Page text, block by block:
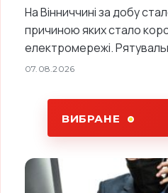
На Вінниччині за добу
причиною яких стало
електромережі.
07.08.2026
ВИБРАНЕ